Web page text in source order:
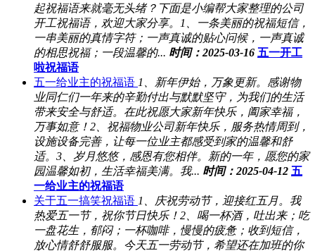
起祝福语来就毫无头绪？下面是小编帮大家整理的公司
开工祝福语，欢迎大家分享。1、一条美丽的祝福短信，
一串美丽的真情字符；一声真诚的贴心问候，一声真诚
的相思祝福；一段温馨的... 时间：2025-03-16 五一开工
啦祝福语
五一给业主的祝福语 1、新年伊始，万象更新。感谢物
业同仁们一年来的辛勤付出与默默坚守，为我们的生活
带来安全与舒适。在此祝愿大家新年快乐，阖家幸福，
万事如意！2、祝福物业公司新年快乐，服务热情周到，
设施设备完善，让每一位业主都感受到家的温馨和舒
适。3、岁月悠悠，感恩有您相伴。新的一年，愿您的家
园温馨如初，生活幸福美满。我... 时间：2025-04-12 五
一给业主的祝福语
关于五一搞笑祝福语 1、庆祝劳动节，迎接红五月。我
热爱五一节，祝你节日快乐！2、喝一杯酒，吐出来；吃
一盘花生，郁闷；一杯咖啡，慢慢的疲惫；收到短信，
放心情舒舒服服。今天五一劳动节，希望还在加班的你